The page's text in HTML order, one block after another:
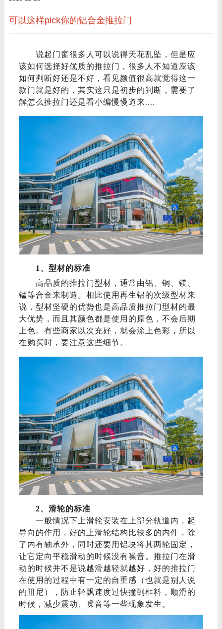
可以这样pick你的铝合金推拉门
说起门窗很多人可以说得天花乱坠，但是应
该如何选择好优质的推拉门，很多人不知道应该
如何判断好还是不好，看见颜值很高就觉得这一
款门就是好的，其实这只是初步的判断，需要了
解怎么推拉门还是看小编慢慢道来....
1、型材的标准
高品质的推拉门型材，通常由铝、铜、镁、
锰等合金来制造。相比使用再生铝的次级型材来
说，型材坚硬的优势也是高品质推拉门型材的最
大优势，而且其颜色都是使用的原色，不会后期
上色。有些商家以次充好，就会涂上色彩，所以
在购买时， 要注意这些细节。
2、滑轮的标准
一般情况下 上滑轮安装在上部分轨道内，起
导向的作用
， 好的上滑轮结构 比较多的内件 ，除
了内有轴承外，同时还要用铝块将其两轮固定，
让它定向平稳滑动的时候没有噪音。推拉门在滑
动的时候并不是说越滑越轻就越好，好的推拉门
在使用的过程中有一定的自重感 （也就是别人说
的阻尼）
， 防止轻飘速度过快撞到框料， 顺滑的
时候， 减少震动、噪音等一些现象发生。